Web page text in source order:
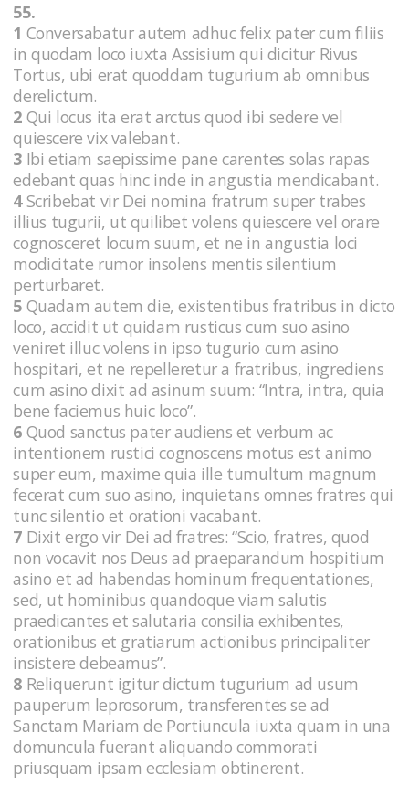
55.
1 Conversabatur autem adhuc felix pater cum filiis
in quodam loco iuxta Assisium qui dicitur Rivus
Tortus, ubi erat quoddam tugurium ab omnibus
derelictum.
2 Qui locus ita erat arctus quod ibi sedere vel
quiescere vix valebant.
3 Ibi etiam saepissime pane carentes solas rapas
edebant quas hinc inde in angustia mendicabant.
4Scribebat vir Dei nomina fratrum super trabes
illius tugurii, ut quilibet volens quiescere vel orare
cognosceret locum suum, et ne in angustia loci
modicitate rumor insolens mentis silentium
perturbaret.
5 Quadam autem die, existentibus fratribus in dicto
loco, accidit ut quidam rusticus cum suo asino
veniret illuc volens in ipso tugurio cum asino
hospitari, et ne repelleretur a fratribus, ingrediens
cum asino dixit ad asinum suum: “Intra, intra, quia
bene faciemus huic loco”.
6 Quod sanctus pater audiens et verbum ac
intentionem rustici cognoscens motus est animo
super eum, maxime quia ille tumultum magnum
fecerat cum suo asino, inquietans omnes fratres qui
tunc silentio et orationi vacabant.
7 Dixit ergo vir Dei ad fratres: “Scio, fratres, quod
non vocavit nos Deus ad praeparandum hospitium
asino et ad habendas hominum frequentationes,
sed, ut hominibus quandoque viam salutis
praedicantes et salutaria consilia exhibentes,
orationibus et gratiarum actionibus principaliter
insistere debeamus”.
8 Reliquerunt igitur dictum tugurium ad usum
pauperum leprosorum, transferentes se ad
Sanctam Mariam de Portiuncula iuxta quam in una
domuncula fuerant aliquando commorati
priusquam ipsam ecclesiam obtinerent.